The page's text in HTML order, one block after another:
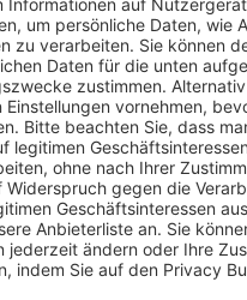
Vereinsmitarbeiter
BFV